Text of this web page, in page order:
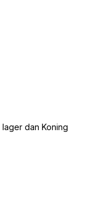
dan Koning